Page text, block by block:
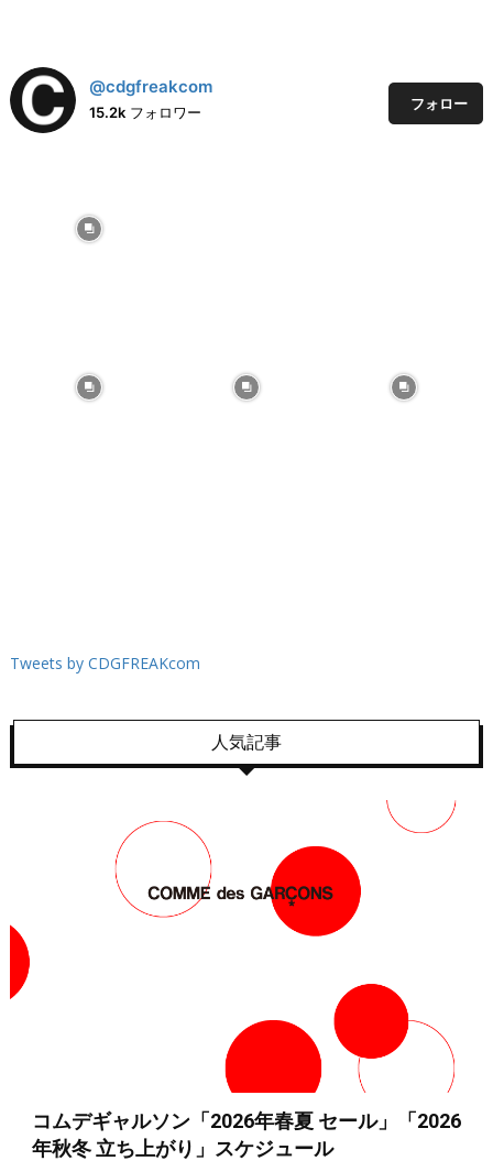
@cdgfreakcom
15.2kフォロワー
フォロー
Tweets by CDGFREAKcom
人気記事
コムデギャルソン「2026年春夏 セール」「2026
年秋冬 立ち上がり」スケジュール